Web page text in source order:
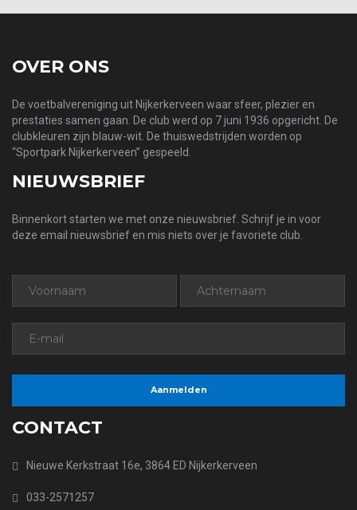
OVER ONS
De voetbalvereniging uit Nijkerkerveen waar sfeer, plezier en
prestaties samen gaan. De club werd op 7 juni 1936 opgericht. De
clubkleuren zijn blauw-wit. De thuiswedstrijden worden op
“Sportpark Nijkerkerveen” gespeeld.
NIEUWSBRIEF
Binnenkort starten we met onze nieuwsbrief. Schrijf je in voor
deze email nieuwsbrief en mis niets over je favoriete club.
CONTACT
Nieuwe Kerkstraat 16e, 3864 ED Nijkerkerveen
033-2571257